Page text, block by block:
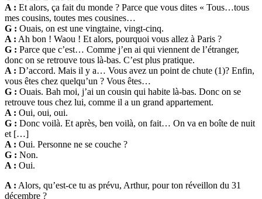
A : Et alors, ça fait du monde ? Parce que vous dites « Tous…tous
mes cousins, toutes mes cousines…
G : Ouais, on est une vingtaine, vingt-cinq.
A : Ah bon ! Waou ! Et alors, pourquoi vous allez à Paris ?
G : Parce que c’est… Comme j’en ai qui viennent de l’étranger,
donc on se retrouve tous là-bas. C’est plus pratique.
A : D’accord. Mais il y a… Vous avez un point de chute (1)? Enfin,
vous êtes chez quelqu’un ? Vous êtes…
G : Ouais. Bah moi, j’ai un cousin qui habite là-bas. Donc on se
retrouve tous chez lui, comme il a un grand appartement.
A : Oui, oui, oui.
G : Donc voilà. Et après, ben voilà, on fait… On va en boîte de nuit
et […]
A : Oui. Personne ne se couche ?
G : Non.
A : Oui.
A : Alors, qu’est-ce tu as prévu, Arthur, pour ton réveillon du 31
décembre ?